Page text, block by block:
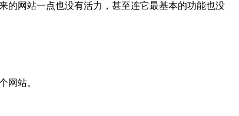
的网站一点也没有活力，甚至连它最基本的功能也没
网站。